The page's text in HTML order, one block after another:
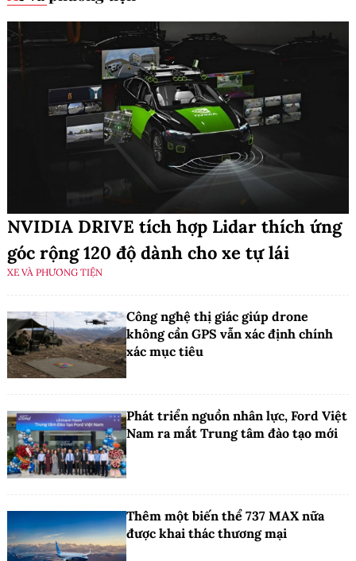
NVIDIA DRIVE tích hợp Lidar thích ứng
góc rộng 120 độ dành cho xe tự lái
XE VÀ PHƯƠNG TIỆN
Công nghệ thị giác giúp drone
không cần GPS vẫn xác định chính
xác mục tiêu
Phát triển nguồn nhân lực, Ford Việt
Nam ra mắt Trung tâm đào tạo mới
Thêm một biến thể 737 MAX nữa
được khai thác thương mại